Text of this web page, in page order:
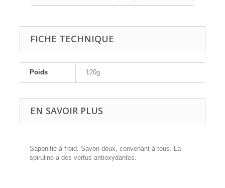
FICHE TECHNIQUE
Poids 120g
EN SAVOIR PLUS
Saponifié à froid. Savon doux, convenant à tous. La
spiruline a des vertus antioxydantes.